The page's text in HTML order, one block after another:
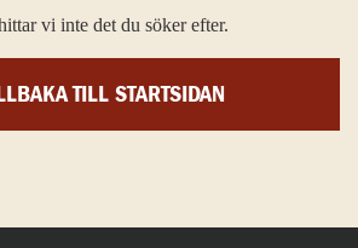
vi inte det du söker efter.
TILL STARTSIDAN